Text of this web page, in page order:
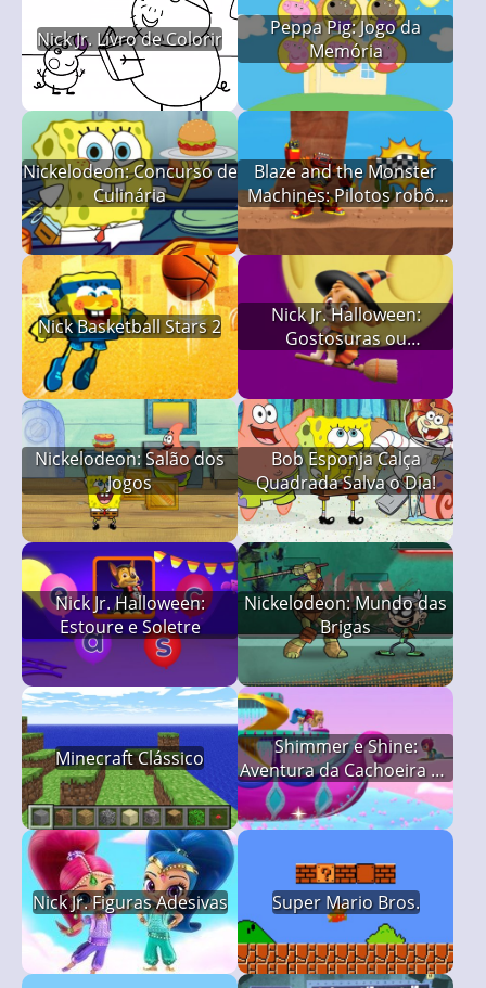
Nick Jr. Livro de Colorir
Peppa Pig: Jogo da
Memória
Nickelodeon: Concurso de
Culinária
Blaze and the Monster
Machines: Pilotos robôs
— Aprendendo a
Nick Basketball Stars 2
Nick Jr. Halloween:
Gostosuras ou
Travessuras
Nickelodeon: Salão dos
Jogos
Bob Esponja Calça
Quadrada Salva o Dia!
Nick Jr. Halloween:
Estoure e Soletre
Nickelodeon: Mundo das
Brigas
Minecraft Clássico
Shimmer e Shine:
Aventura da Cachoeira do
Arco-íris
Nick Jr. Figuras Adesivas Super Mario Bros.